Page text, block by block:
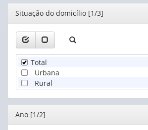
Editor
Situação do domicílio [1/3]
Total
Urbana
Rural
Editor
Ano [1/2]